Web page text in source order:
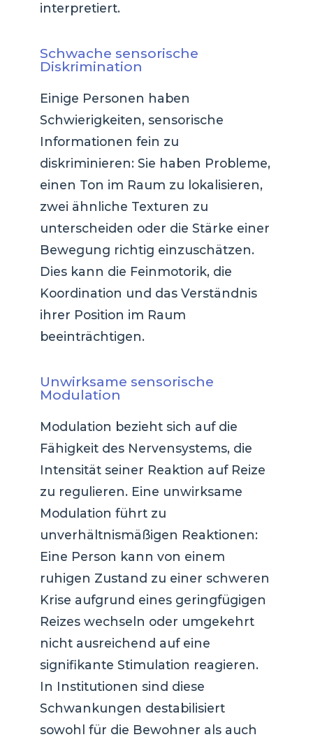
interpretiert.
Schwache sensorische
Diskrimination
Einige Personen haben
Schwierigkeiten, sensorische
Informationen fein zu
diskriminieren: Sie haben Probleme,
einen Ton im Raum zu lokalisieren,
zwei ähnliche Texturen zu
unterscheiden oder die Stärke einer
Bewegung richtig einzuschätzen.
Dies kann die Feinmotorik, die
Koordination und das Verständnis
ihrer Position im Raum
beeinträchtigen.
Unwirksame sensorische
Modulation
Modulation bezieht sich auf die
Fähigkeit des Nervensystems, die
Intensität seiner Reaktion auf Reize
zu regulieren. Eine unwirksame
Modulation führt zu
unverhältnismäßigen Reaktionen:
Eine Person kann von einem
ruhigen Zustand zu einer schweren
Krise aufgrund eines geringfügigen
Reizes wechseln oder umgekehrt
nicht ausreichend auf eine
signifikante Stimulation reagieren.
In Institutionen sind diese
Schwankungen destabilisiert
sowohl für die Bewohner als auch